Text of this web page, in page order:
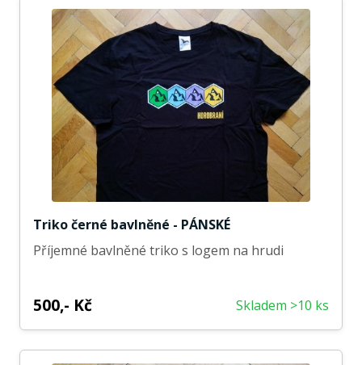
Triko černé bavlněné - PÁNSKÉ
Příjemné bavlněné triko s logem na hrudi
500,- Kč Skladem >10 ks